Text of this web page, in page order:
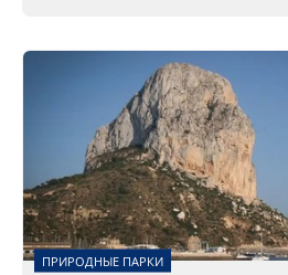
ПРИРОДНЫЕ ПАРКИ